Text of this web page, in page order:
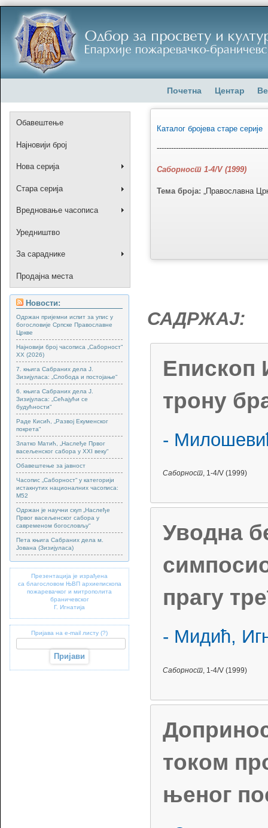
Почетна Центар
Обавештење
Најновији број
Нова серија
Стара серија
Вредновање часописа
Уредништво
За сараднике
Продајна места
Новости:
Одржан пријемни испит за упис у
богословије Српске Православне
Цркве
Најновији број часописа „Саборност“
XX (2026)
7. књига Сабраних дела Ј.
Зизијуласа: „Слобода и постојање“
6. књига Сабраних дела Ј.
Зизијуласа: „Сећајући се
будућности“
Раде Кисић, „Развој Екуменског
покрета“
Златко Матић, „Наслеђе Првог
васељенског сабора у XXI веку“
Обавештење за јавност
Часопис „Саборност“ у категорији
истакнутих националних часописа:
М52
Одржан је научни скуп „Наслеђе
Првог васељенског сабора у
савременом богословљу“
Пета књига Сабраних дела м.
Јована (Зизијуласа)
Презентација је израђена
са благословом ЊВП архиепископа
пожаревачког и митрополита
браничевског
Г. Игнатија
Пријава на e-mail листу (?)
Каталог бројева старе серије
Саборност 1-4/V (1999)
Тема броја: „Православна
САДРЖАЈ:
Епископ
трону
-
Саборност , 1-4/V (1999)
Уводна
прагу
- Мидић,
Саборност , 1-4/V (1999)
током
њеног